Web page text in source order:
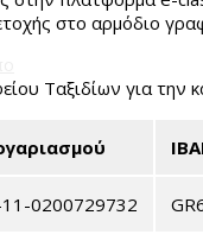
στο αρμόδιο
Ταξιδίων για την
0200729732